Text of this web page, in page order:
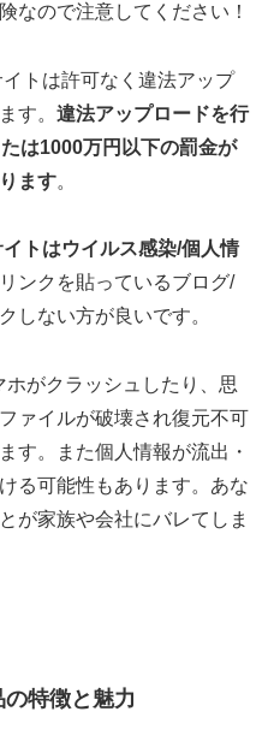
なので注意してください！
トは許可なく違法アップ
す。 違法アップロードを行
は1000万円以下の罰金が
ます。
トはウイルス感染/個人情
ンクを貼っているブログ/
しない方が良いです。
がクラッシュしたり、思
ァイルが破壊され復元不可
す。また個人情報が流出・
る可能性もあります。あな
が家族や会社にバレてしま
の特徴と魅力